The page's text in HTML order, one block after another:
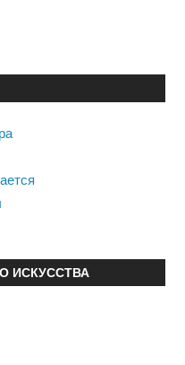
ИСКУССТВА